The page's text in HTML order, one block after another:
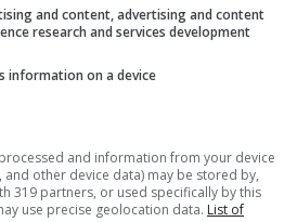
sottili.
all’ aglio
and content, advertising and content
research and services development
information on a device
and information from your device
other device data) may be stored by,
319 partners, or used specifically by this
use precise geolocation data. List of